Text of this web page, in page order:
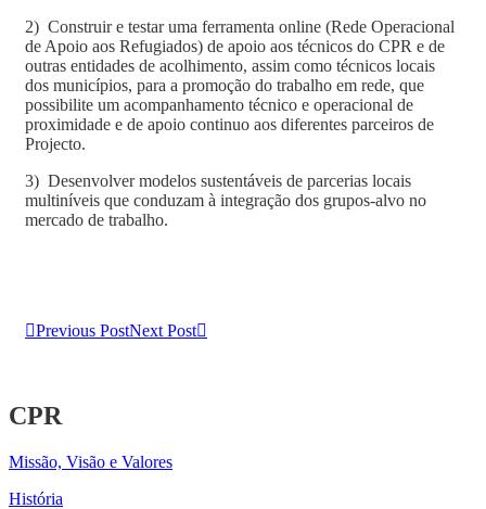
2) Construir e testar uma ferramenta online (Rede Operacional
de Apoio aos Refugiados) de apoio aos técnicos do CPR e de
outras entidades de acolhimento, assim como técnicos locais
dos municípios, para a promoção do trabalho em rede, que
possibilite um acompanhamento técnico e operacional de
proximidade e de apoio continuo aos diferentes parceiros de
Projecto.
3) Desenvolver modelos sustentáveis de parcerias locais
multiníveis que conduzam à integração dos grupos-alvo no
mercado de trabalho.
Previous PostNext Post
CPR
Missão, Visão e Valores
História